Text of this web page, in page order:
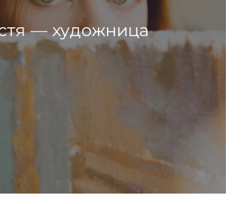
— художница